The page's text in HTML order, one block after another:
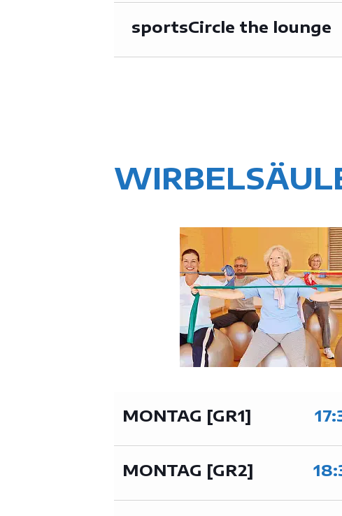
sportsCircle the lounge
MONTAG [GR1]
MONTAG [GR2]